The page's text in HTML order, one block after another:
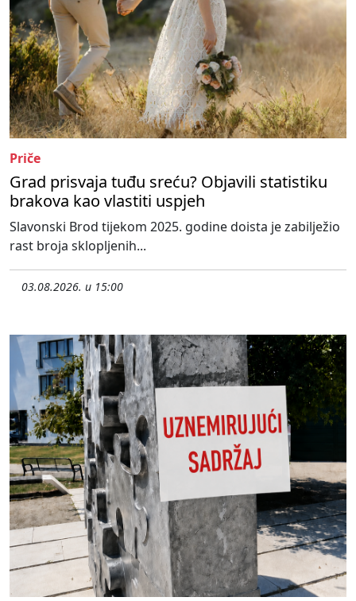
Priče
Grad prisvaja tuđu sreću? Objavili statistiku
brakova kao vlastiti uspjeh
Slavonski Brod tijekom 2025. godine doista je zabilježio
rast broja sklopljenih...
03.08.2026. u 15:00